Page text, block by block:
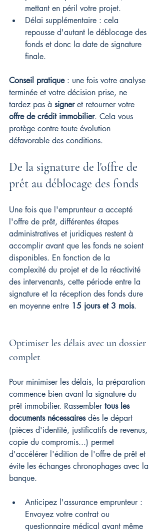
mettant en péril votre projet.
Délai supplémentaire : cela
repousse d'autant le déblocage des
fonds et donc la date de signature
finale.
Conseil pratique : une fois votre analyse
terminée et votre décision prise, ne
tardez pas à signer et retourner votre
offre de crédit immobilier. Cela vous
protège contre toute évolution
défavorable des conditions.
De la signature de l'offre de
prêt au déblocage des fonds
Une fois que l'emprunteur a accepté
l'offre de prêt, différentes étapes
administratives et juridiques restent à
accomplir avant que les fonds ne soient
disponibles. En fonction de la
complexité du projet et de la réactivité
des intervenants, cette période entre la
signature et la réception des fonds dure
en moyenne entre 15 jours et 3 mois.
Optimiser les délais avec un dossier
complet
Pour minimiser les délais, la préparation
commence bien avant la signature du
prêt immobilier. Rassembler tous les
documents nécessaires dès le départ
(pièces d'identité, justificatifs de revenus,
copie du compromis...) permet
d'accélérer l'édition de l'offre de prêt et
évite les échanges chronophages avec la
banque.
Anticipez l'assurance emprunteur :
Envoyez votre contrat ou
questionnaire médical avant même